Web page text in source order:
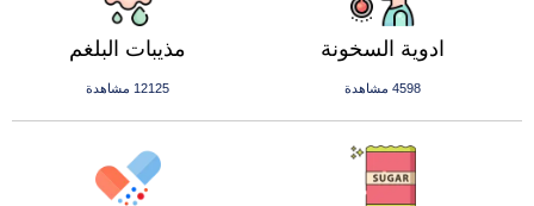
مذيبات البلغم
12125 مشاهدة
ادوية السخونة
4598 مشاهدة